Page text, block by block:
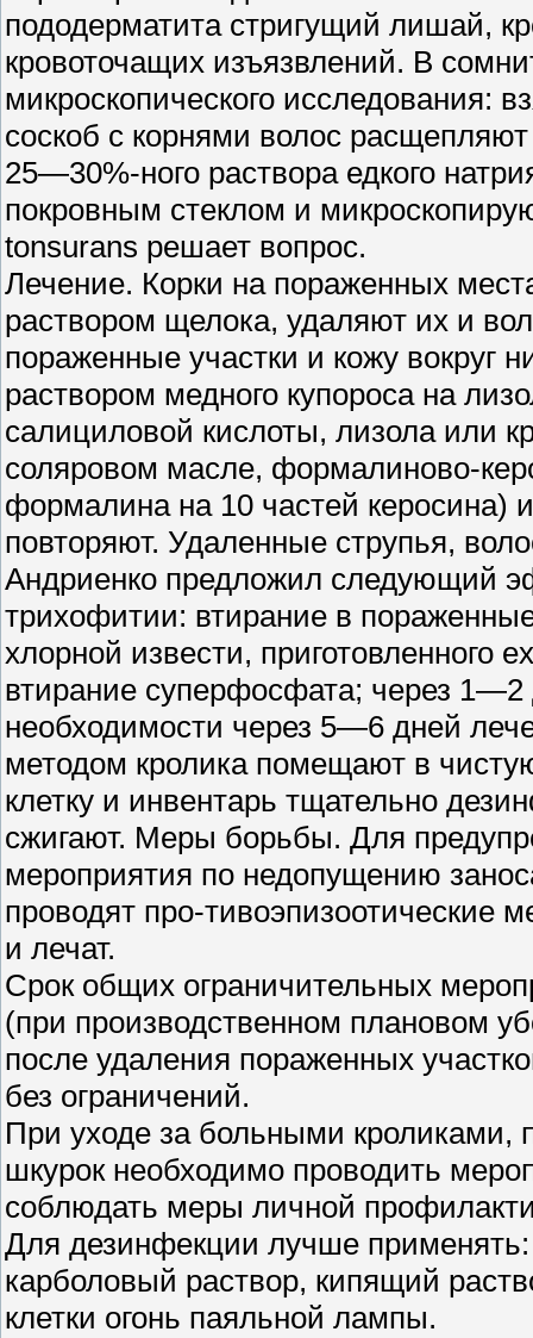
пододерматита стригущий лишай,
кровоточащих изъязвлений. В
микроскопического исследования:
соскоб с корнями волос
25—30%-ного раствора едкого
покровным стеклом и
tonsurans решает вопрос.
Лечение. Корки на пораженных
раствором щелока, удаляют их и
пораженные участки и кожу вокруг
раствором медного купороса на
салициловой кислоты, лизола или
соляровом масле, формалиново-
формалина на 10 частей
повторяют. Удаленные струпья,
Андриенко предложил следующий
трихофитии: втирание в
хлорной извести,
втирание суперфосфата; через
необходимости через 5—6 дней
методом кролика помещают в
клетку и инвентарь тщательно
сжигают. Меры борьбы. Для
мероприятия по недопущению
проводят про-тивоэпизоотические
и лечат.
Срок общих ограничительных
(при производственном плановом
после удаления пораженных
без ограничений.
При уходе за больными кроликами,
шкурок необходимо проводить
соблюдать меры личной
Для дезинфекции лучше
карболовый раствор, кипящий
клетки огонь паяльной лампы.